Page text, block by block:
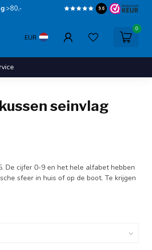
>80,- 9.6
EUR
0
seinvlag
De cijfer 0-9 en het hele alfabet hebben
sfeer in huis of op de boot. Te krijgen